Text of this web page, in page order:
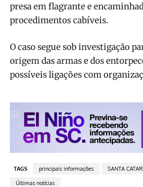
presa em flagrante e
procedimentos cabíveis.
O caso segue sob investigação
origem das armas e dos
possíveis ligações com
TAGS principais informações SANTA
Últimas notícias